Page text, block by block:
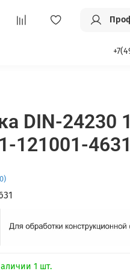
1 шт.
DIN-24230
121001-4631